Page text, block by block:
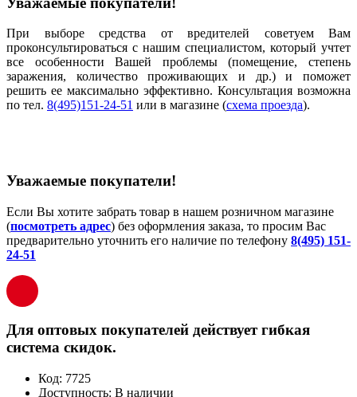
При выборе средства от вредителей советуем Вам
проконсультироваться с нашим специалистом, который учтет
все особенности Вашей проблемы (помещение, степень
заражения, количество проживающих и др.) и поможет
решить ее максимально эффективно. Консультация возможна
по тел. 8(495)151-24-51 или в магазине (схема проезда).
Уважаемые покупатели!
Если Вы хотите забрать товар в нашем розничном магазине
(посмотреть адрес) без оформления заказа, то просим Вас
предварительно уточнить его наличие по телефону 8(495) 151-
24-51
Для оптовых покупателей действует гибкая
система скидок.
Код: 7725
Доступность: В наличии